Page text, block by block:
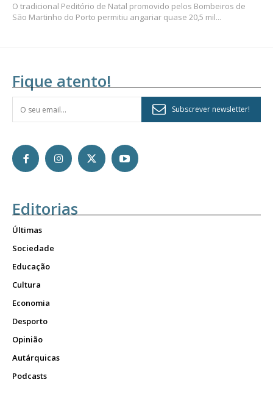
O tradicional Peditório de Natal promovido pelos Bombeiros de
São Martinho do Porto permitiu angariar quase 20,5 mil...
Fique atento!
Subscrever newsletter!
Editorias
Últimas
Sociedade
Educação
Cultura
Economia
Desporto
Opinião
Autárquicas
Podcasts